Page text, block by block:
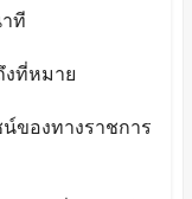
ที
งที่หมาย
ของทางราชการ